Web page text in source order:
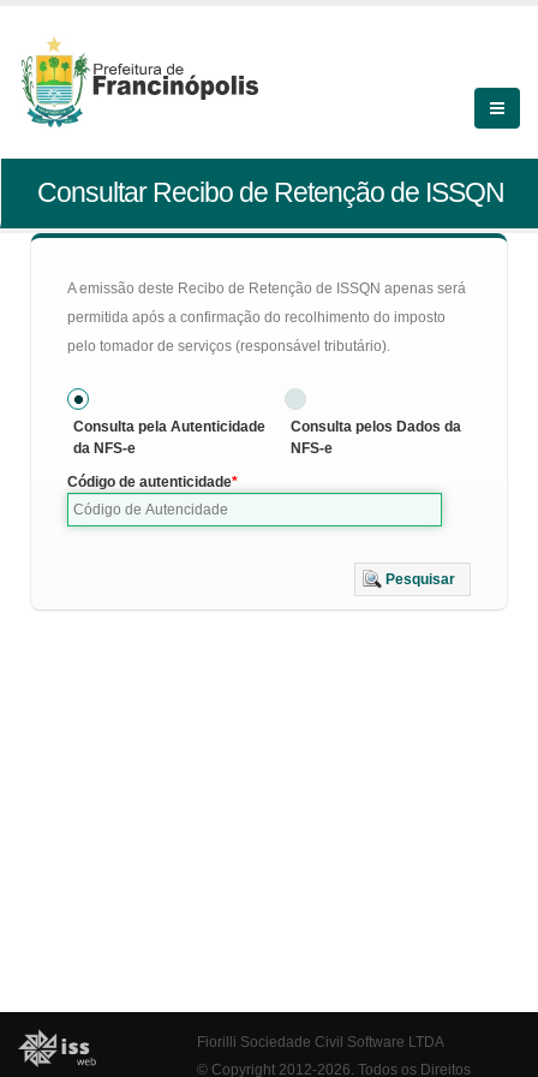
Consultar Recibo de Retenção de ISSQN
A emissão deste Recibo de Retenção de ISSQN apenas será
permitida após a confirmação do recolhimento do imposto
pelo tomador de serviços (responsável tributário).
Consulta pela Autenticidade
da NFS-e
Consulta pelos Dados da
NFS-e
Código de autenticidade
Pesquisar
Fiorilli Sociedade Civil Software LTDA
© Copyright 2012-2026. Todos os Direitos